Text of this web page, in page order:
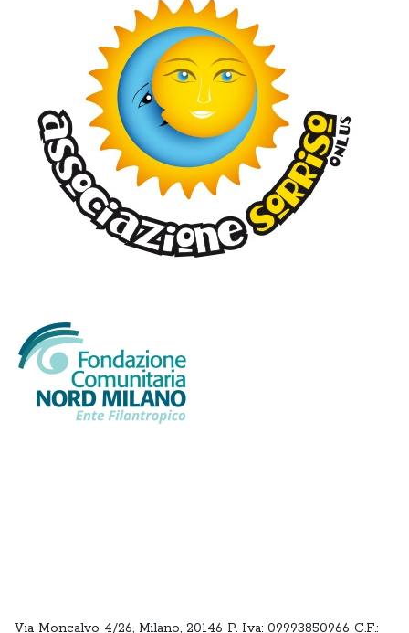
Via Moncalvo 4/26, Milano, 20146 P. Iva: 09993850966 C.F.: